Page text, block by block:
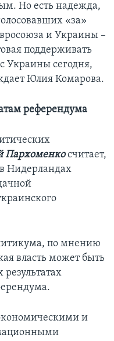
Но есть надежда,
«за»
и Украины –
поддерживать
Украины сегодня,
Юлия Комарова.
референдума
Пархоменкосчитает,
Нидерландах
по мнению
власть может быть
и